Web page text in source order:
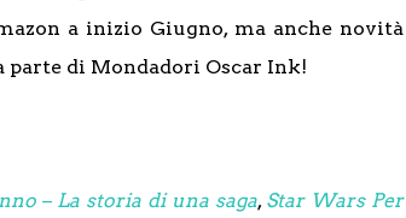
a inizio Giugno, ma anche novità
di Mondadori Oscar Ink!
– La storia di una saga, Star Wars Per